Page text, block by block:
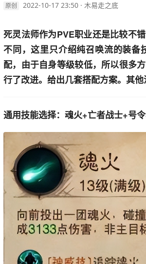
原创 2022-10-17 23:50 · 木易走之底
死灵法师作为PVE职业还是比较不
不同，这里只介绍纯召唤流的装备
配，由于自身等级较低，所以很多
行了改进。给出几套搭配方案。其
通用技能选择：魂火+亡者战士+号